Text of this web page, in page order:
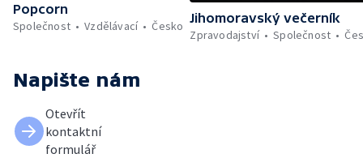
Popcorn
Společnost
Vzdělávací Česko
Jihomoravský večerník
Zpravodajství
Společnost
Napište nám
Otevřít
kontaktní
formulář